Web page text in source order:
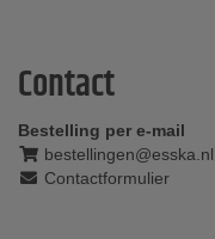
Contact
Bestelling per e-mail
bestellingen@esska.nl
Contactformulier